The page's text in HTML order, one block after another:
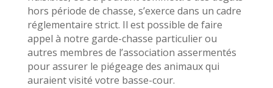
hors période de chasse, s’exerce dans un cadre
réglementaire strict. Il est possible de faire
appel à notre garde-chasse particulier ou
autres membres de l’association assermentés
pour assurer le piégeage des animaux qui
auraient visité votre basse-cour.